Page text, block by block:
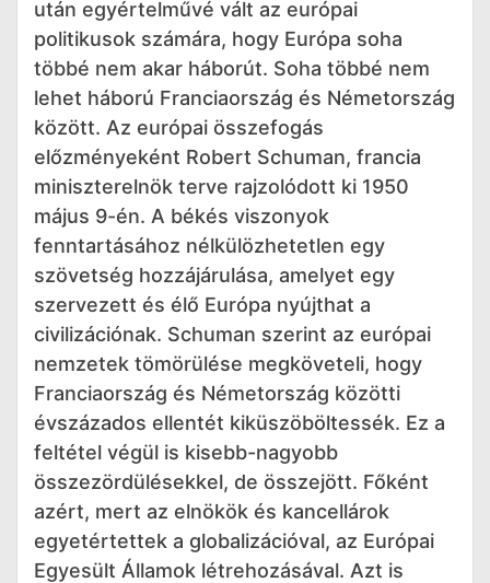
után egyértelművé vált az európai
politikusok számára, hogy Európa soha
többé nem akar háborút. Soha többé nem
lehet háború Franciaország és Németország
között. Az európai összefogás
előzményeként Robert Schuman, francia
miniszterelnök terve rajzolódott ki 1950
május 9-én. A békés viszonyok
fenntartásához nélkülözhetetlen egy
szövetség hozzájárulása, amelyet egy
szervezett és élő Európa nyújthat a
civilizációnak. Schuman szerint az európai
nemzetek tömörülése megköveteli, hogy
Franciaország és Németország közötti
évszázados ellentét kiküszöböltessék. Ez a
feltétel végül is kisebb-nagyobb
összezördülésekkel, de összejött. Főként
azért, mert az elnökök és kancellárok
egyetértettek a globalizációval, az Európai
Egyesült Államok létrehozásával. Azt is